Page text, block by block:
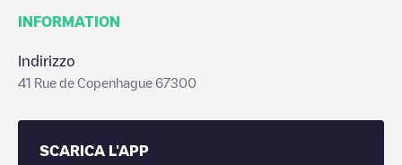
INFORMATION
Indirizzo
41 Rue de Copenhague 67300
SCARICA L'APP